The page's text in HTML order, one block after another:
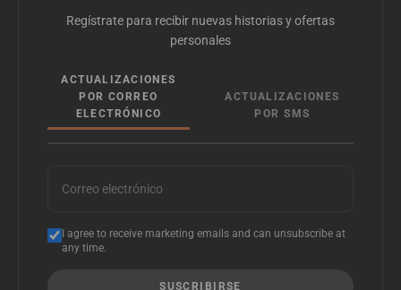
Regístrate para recibir nuevas historias y ofertas
personales
ACTUALIZACIONES
POR CORREO
ELECTRÓNICO
ACTUALIZACIONES
POR SMS
Correo electrónico
I agree to receive marketing emails and can unsubscribe at
any time.
SUSCRIBIRSE